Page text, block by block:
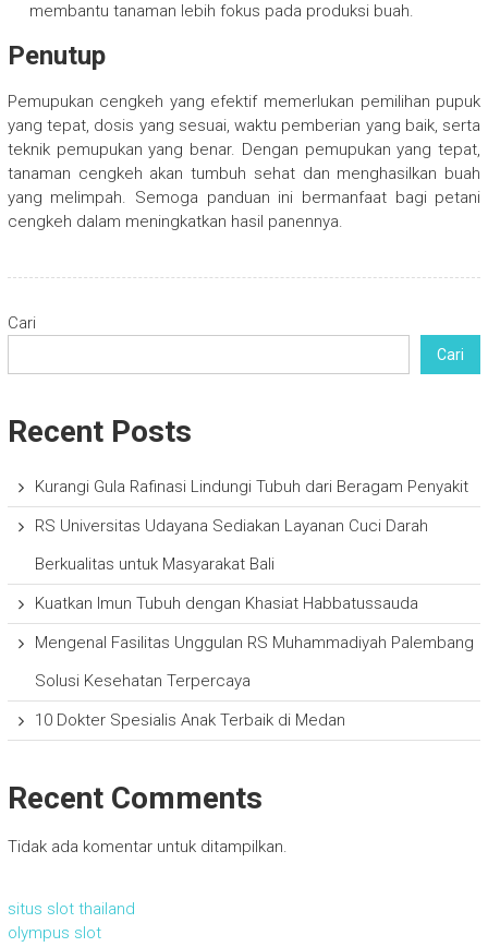
membantu tanaman lebih fokus pada produksi buah.
Penutup
Pemupukan cengkeh yang efektif memerlukan pemilihan pupuk
yang tepat, dosis yang sesuai, waktu pemberian yang baik, serta
teknik pemupukan yang benar. Dengan pemupukan yang tepat,
tanaman cengkeh akan tumbuh sehat dan menghasilkan buah
yang melimpah. Semoga panduan ini bermanfaat bagi petani
cengkeh dalam meningkatkan hasil panennya.
Cari
Cari
Recent Posts
Kurangi Gula Rafinasi Lindungi Tubuh dari Beragam Penyakit
RS Universitas Udayana Sediakan Layanan Cuci Darah
Berkualitas untuk Masyarakat Bali
Kuatkan Imun Tubuh dengan Khasiat Habbatussauda
Mengenal Fasilitas Unggulan RS Muhammadiyah Palembang
Solusi Kesehatan Terpercaya
10 Dokter Spesialis Anak Terbaik di Medan
Recent Comments
Tidak ada komentar untuk ditampilkan.
situs slot thailand
olympus slot